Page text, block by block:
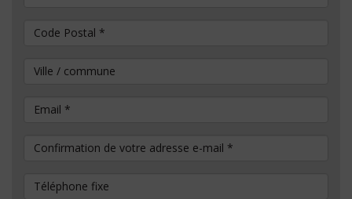
Code Postal *
Ville / commune
Email*
Confirmation de votre adresse e-mail
Téléphone fixe